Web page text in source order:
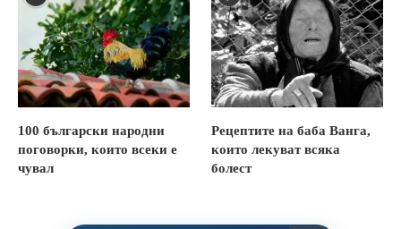
100 български народни
поговорки, които всеки е
чувал
Рецептите на баба Ванга,
които лекуват всяка
болест